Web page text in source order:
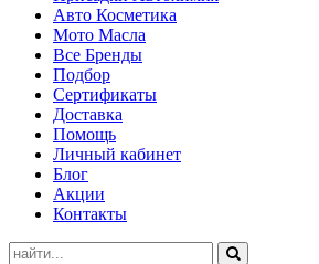
Авто Косметика
Мото Масла
Все Бренды
Подбор
Сертификаты
Доставка
Помощь
Личный кабинет
Блог
Акции
Контакты